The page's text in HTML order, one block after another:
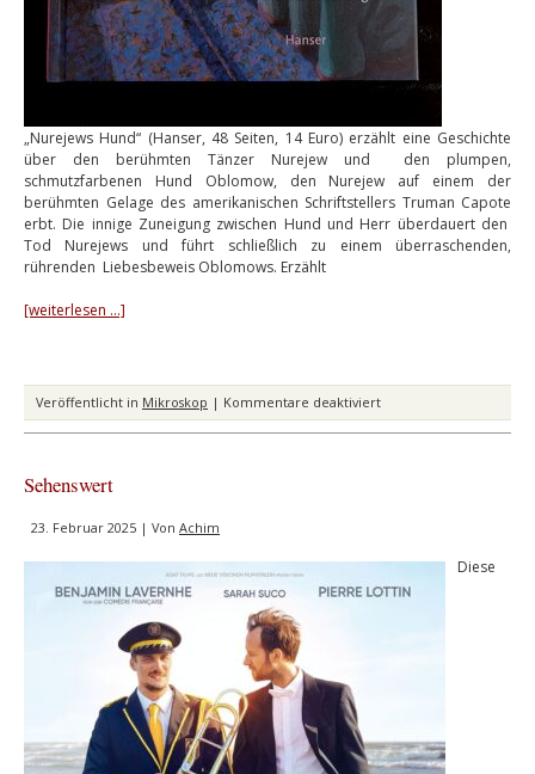
„Nurejews Hund“ (Hanser, 48 Seiten, 14 Euro) erzählt eine Geschichte
über den berühmten Tänzer Nurejew und den plumpen,
schmutzfarbenen Hund Oblomow, den Nurejew auf einem der
berühmten Gelage des amerikanischen Schriftstellers Truman Capote
erbt. Die innige Zuneigung zwischen Hund und Herr überdauert den
Tod Nurejews und führt schließlich zu einem überraschenden,
rührenden Liebesbeweis Oblomows. Erzählt
[weiterlesen …]
Veröffentlicht in Mikroskop | Kommentare deaktiviertfür
Bezaubernd
Sehenswert
23. Februar 2025 | Von Achim
Diese